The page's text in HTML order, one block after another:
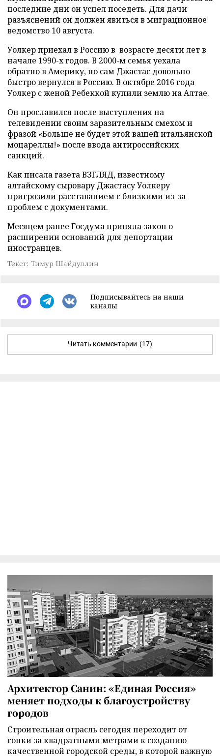
последние дни он успел поседеть. Для дачи
разъяснений он должен явиться в миграционное
ведомство 10 августа.
Уолкер приехал в Россию в возрасте десяти лет в
начале 1990-х годов. В 2000-м семья уехала
обратно в Америку, но сам Джастас довольно
быстро вернулся в Россию. В октябре 2016 года
Уолкер с женой Ребеккой купили землю на Алтае.
Он прославился после выступления на
телевидении своим заразительным смехом и
фразой «Больше не будет этой вашей итальянской
моцареллы!» после ввода антироссийских
санкций.
Как писала газета ВЗГЛЯД, известному
алтайскому сыровару Джастасу Уолкеру
пригрозилирасставанием с близкими из-за
проблем с документами.
Месяцем ранее Госдумаприняла закон о
расширении оснований для депортации
иностранцев.
Текст: Тимур Шайдуллин
Подписывайтесь на наши
каналы
Читать комментарии (17)
Архитектор Санин: «Единая Россия»
меняет подходы к благоустройству
городов
Строительная отрасль сегодня переходит от
гонки за квадратными метрами к созданию
качественной городской среды, в которой важную